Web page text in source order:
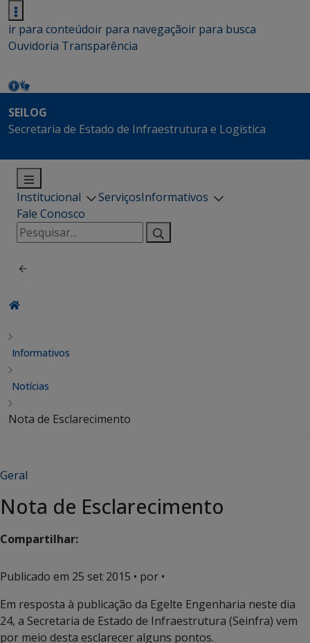
ir para conteúdoir para navegaçãoir para busca
Ouvidoria Transparência
SEILOG
Secretaria de Estado de Infraestrutura e Logística
Institucional ServiçosInformativos
Fale Conosco
Pesquisar
por:
Informativos
Notícias
Nota de Esclarecimento
Geral
Nota de Esclarecimento
Compartilhar:
Publicado em 25 set 2015 • por •
Em resposta à publicação da Egelte Engenharia neste dia
24, a Secretaria de Estado de Infraestrutura (Seinfra) vem
por meio desta esclarecer alguns pontos.